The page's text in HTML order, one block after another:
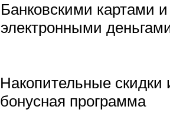
Банковскими картами и
электронными
Накопительные скидки
бонусная программа